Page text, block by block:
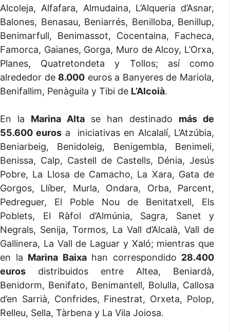
Alcoleja, Alfafara, Almudaina, L’Alqueria d’Asnar,
Balones, Benasau, Beniarrés, Benilloba, Benillup,
Benimarfull, Benimassot, Cocentaina, Facheca,
Famorca, Gaianes, Gorga, Muro de Alcoy, L’Orxa,
Planes, Quatretondeta y Tollos; así como
alrededor de 8.000 euros a Banyeres de Mariola,
Benifallim, Penàguila y Tibi de L’Alcoià.
En la Marina Alta se han destinado más de
55.600 euros a iniciativas en Alcalalí, L’Atzúbia,
Beniarbeig, Benidoleig, Benigembla, Benimeli,
Benissa, Calp, Castell de Castells, Dénia, Jesús
Pobre, La Llosa de Camacho, La Xara, Gata de
Gorgos, Llíber, Murla, Ondara, Orba, Parcent,
Pedreguer, El Poble Nou de Benitatxell, Els
Poblets, El Ràfol d’Almúnia, Sagra, Sanet y
Negrals, Senija, Tormos, La Vall d’Alcalà, Vall de
Gallinera, La Vall de Laguar y Xaló; mientras que
en la Marina Baixahan correspondido 28.400
euros distribuidos entre Altea, Beniardà,
Benidorm, Benifato, Benimantell, Bolulla, Callosa
d’en Sarrià, Confrides, Finestrat, Orxeta, Polop,
Relleu, Sella, Tàrbena y La Vila Joiosa.